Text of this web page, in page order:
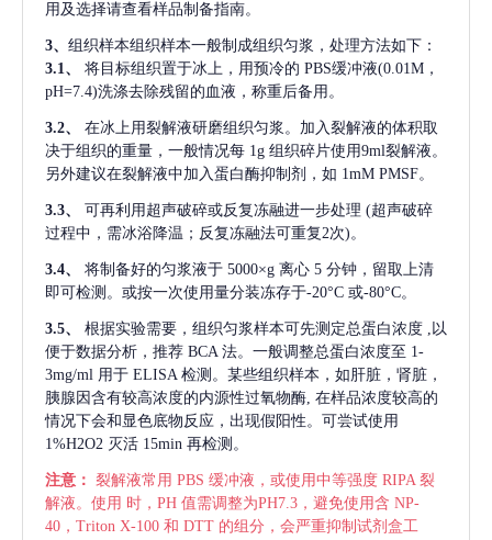
用及选择请查看样品制备指南。
3、 组织样本组织样本一般制成组织匀浆，处理方法如下：
3.1、
将目标组织置于冰上，用预冷的 PBS缓冲液(0.01M，
pH=7.4)洗涤去除残留的血液，称重后备用。
3.2、
在冰上用裂解液研磨组织匀浆。加入裂解液的体积取
决于组织的重量，一般情况每 1g 组织碎片使用9ml裂解液。
另外建议在裂解液中加入蛋白酶抑制剂，如 1mM PMSF。
3.3、 可再利用超声破碎或反复冻融进一步处理 (超声破碎
过程中，需冰浴降温；反复冻融法可重复2次)。
3.4、 将制备好的匀浆液于 5000×g 离心 5 分钟，留取上清
即可检测。或按一次使用量分装冻存于-20°C 或-80°C。
3.5、 根据实验需要，组织匀浆样本可先测定总蛋白浓度 ,以
便于数据分析，推荐 BCA 法。一般调整总蛋白浓度至 1-
3mg/ml 用于 ELISA 检测。某些组织样本，如肝脏，肾脏，
胰腺因含有较高浓度的内源性过氧物酶, 在样品浓度较高的
情况下会和显色底物反应，出现假阳性。可尝试使用
1%H2O2 灭活 15min 再检测。
注意： 裂解液常用 PBS 缓冲液，或使用中等强度 RIPA 裂
解液。使用 时，PH 值需调整为PH7.3，避免使用含 NP-
40，Triton X-100 和 DTT 的组分，会严重抑制试剂盒工